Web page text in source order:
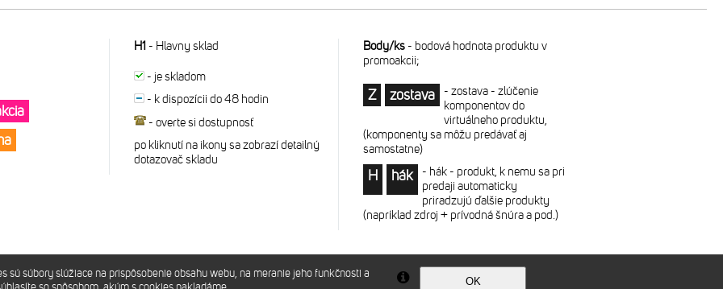
H1 - Hlavny sklad
- je skladom
- k dispozícii do 48 hodin
- overte si dostupnosť
po kliknutí na ikony sa zobrazí detailný
dotazovač skladu
Body/ks - bodová hodnota produktu v
promoakcii;
Z zostava -zostava - zlúčenie
komponentov do
virtuálneho produktu,
(komponenty sa môžu predávať aj
samostatne)
H hák - hák - produkt, k nemu sa pri
predaji automaticky
priradzujú ďalšie produkty
(napríklad zdroj + prívodná šnúra a pod.)
súbory slúžiace na prispôsobenie obsahu webu, na meranie jeho funkčnosti a
OK